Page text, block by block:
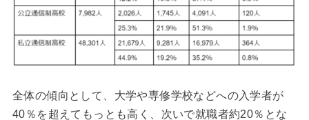
全体の傾向として、大学や専修学校などへの入学者が
40％を超えてもっとも高く、次いで就職者約20％とな